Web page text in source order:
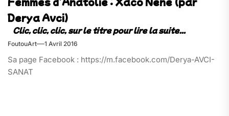
Derya Avci)
FoutouArt 1 Avril 2016
Sa page Facebook : https://m.facebook.com/Derya-AVCI-
SANAT